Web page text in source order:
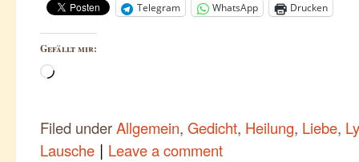
Telegram
WhatsApp Drucken
Gefällt mir:
Wird
Filed underAllgemein, Gedicht, Heilung, Liebe,
Lausche | Leave a comment